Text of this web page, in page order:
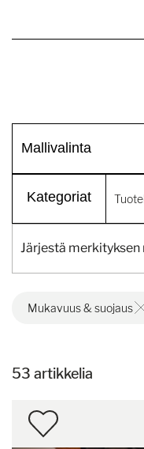
Mallivalinta
Kategoriat
Mukavuus & suojaus
53 artikkelia